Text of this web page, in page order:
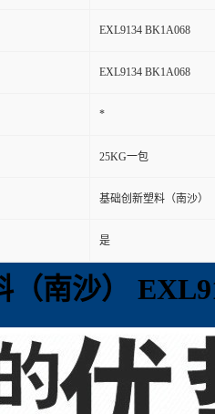
EXL9134 BK1A068
EXL9134 BK1A068
*
25KG一包
基础创新塑料（南沙）
是
（南沙）